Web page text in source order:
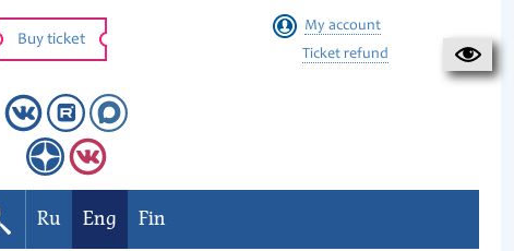
Buy ticket
My account
Ticket refund
Ru Eng Fin